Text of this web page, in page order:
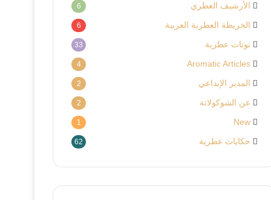
الأرشيف العطري 6
الخريطة العطرية العربية 6
نوتات عطرية 33
Aromatic Articles
4
المدير الإبداعي 2
عن الشوكولاتة 2
New
1
حكايات عطرية 62